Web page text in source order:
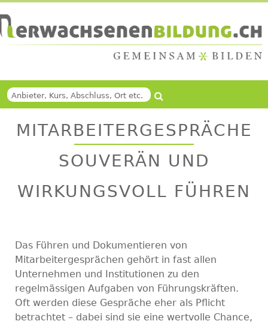
Suche
Back
to
top
MITARBEITERGESPRÄCHE
SOUVERÄN UND
WIRKUNGSVOLL FÜHREN
Das Führen und Dokumentieren von
Mitarbeitergesprächen gehört in fast allen
Unternehmen und Institutionen zu den
regelmässigen Aufgaben von Führungskräften.
Oft werden diese Gespräche eher als Pflicht
betrachtet – dabei sind sie eine wertvolle Chance,